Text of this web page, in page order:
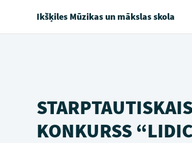
Ikšķiles Mūzikas un mākslas skola
KONKURSS